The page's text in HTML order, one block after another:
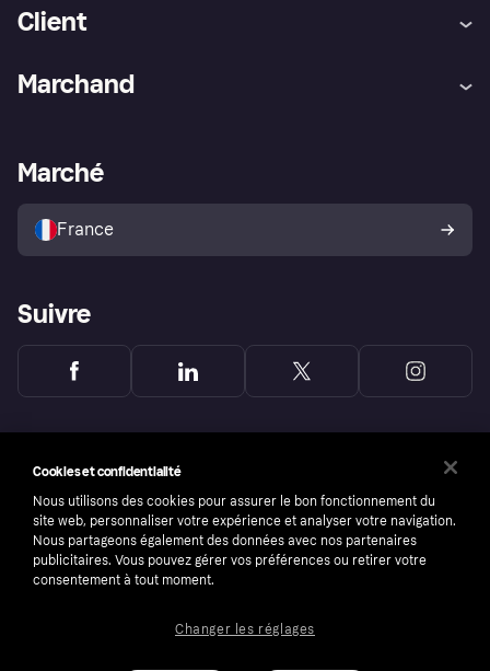
Client
Explorez les magasins
Politique de protection de
l’acheteur Klarna
Marchand
Portail Marchand
Marché
France
Suivre
Cookies et confidentialité
Nous utilisons des cookies pour assurer le bon fonctionnement du
site web, personnaliser votre expérience et analyser votre navigation.
Nous partageons également des données avec nos partenaires
publicitaires. Vous pouvez gérer vos préférences ou retirer votre
consentement à tout moment.
Changer les réglages